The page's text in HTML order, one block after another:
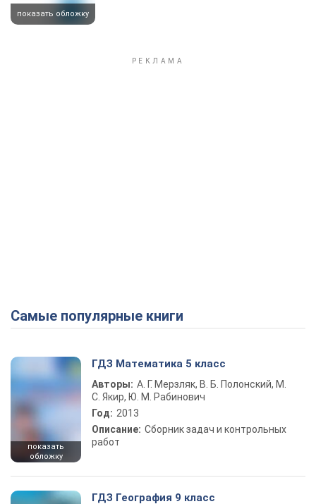
показать обложку
Самые популярные книги
показать
обложку
ГДЗ Математика 5 класс
Авторы: А. Г. Мерзляк, В. Б. Полонский, М.
С. Якир, Ю. М. Рабинович
Год: 2013
Описание: Сборник задач и контрольных
работ
ГДЗ География 9 класс